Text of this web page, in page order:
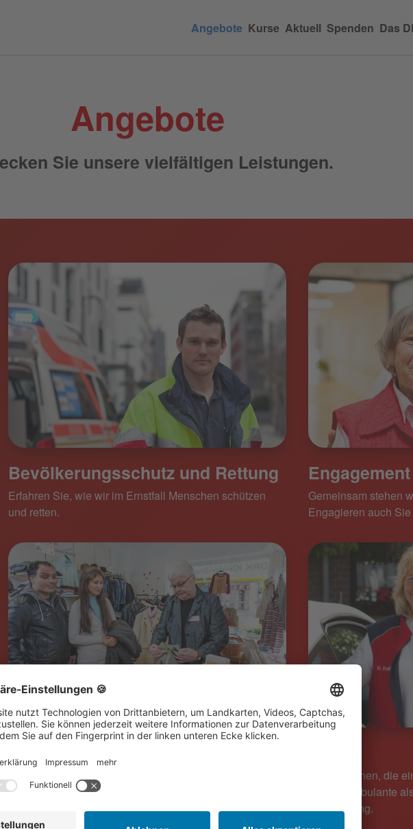
Angebote Kurse Aktuell Spenden Das
Angebote
Sie unsere vielfältigen Leistungen.
Bevölkerungsschutz und Rettung
Erfahren Sie, wie wir im Ernstfall Menschen schützen
und retten.
Engagement
Gemeinsam stehen
Engagieren auch
Existenzsichernde Hilfen
Wir setzen uns dafür ein, soziale Benachteiligung, Not
und menschenunwürdige Situationen zu beseitigen.
Für Menschen, die
sowohl ambulante
Unterstütung.